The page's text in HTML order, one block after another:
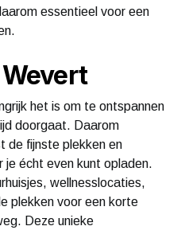
essentieel voor een
het is om te ontspannen
doorgaat. Daarom
de fijnste plekken en
je écht even kunt opladen.
wellnesslocaties,
plekken voor een korte
Deze unieke